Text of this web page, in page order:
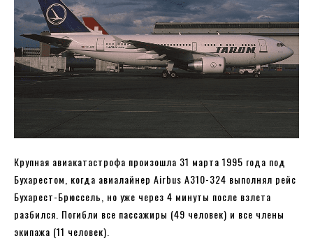
Крупная авиакатастрофа произошла 31 марта 1995 года под
Бухарестом, когда авиалайнер Airbus A310-324 выполнял рейс
Бухарест-Брюссель, но уже через 4 минуты после взлета
разбился. Погибли все пассажиры (49 человек) и все члены
экипажа (11 человек).